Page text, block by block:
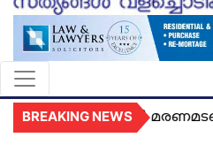
BREAKING NEWSമരണമടഞ്ഞു...